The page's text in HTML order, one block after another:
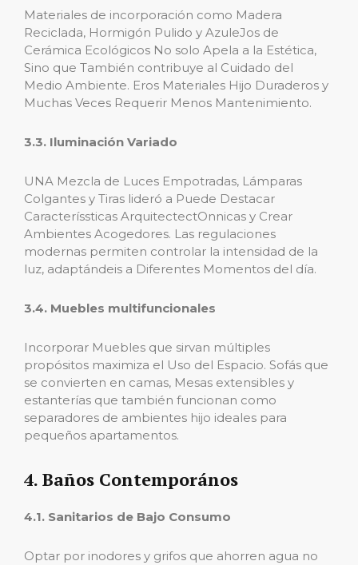
Materiales de incorporación como Madera
Reciclada, Hormigón Pulido y AzuleJos de
Cerámica Ecológicos No solo Apela a la Estética,
Sino que También contribuye al Cuidado del
Medio Ambiente. Eros Materiales Hijo Duraderos y
Muchas Veces Requerir Menos Mantenimiento.
3.3. Iluminación Variado
UNA Mezcla de Luces Empotradas, Lámparas
Colgantes y Tiras lideró a Puede Destacar
Caracteríssticas ArquitectectOnnicas y Crear
Ambientes Acogedores. Las regulaciones
modernas permiten controlar la intensidad de la
luz, adaptándeis a Diferentes Momentos del día.
3.4. Muebles multifuncionales
Incorporar Muebles que sirvan múltiples
propósitos maximiza el Uso del Espacio. Sofás que
se convierten en camas, Mesas extensibles y
estanterías que también funcionan como
separadores de ambientes hijo ideales para
pequeños apartamentos.
4. Baños Contemporános
4.1. Sanitarios de Bajo Consumo
Optar por inodores y grifos que ahorren agua no